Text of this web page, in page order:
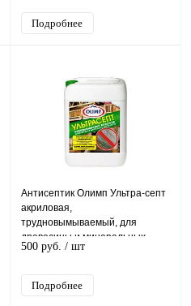
Подробнее
Антисептик Олимп Ультра-септ
акриловая,
трудновымываемый, для
древесины и минеральных
поверхностей
500 руб. / шт
Подробнее